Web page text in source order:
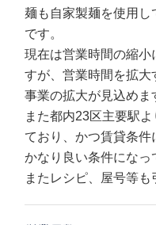
麺も自家製麺を使用
です。
現在は営業時間の縮小
すが、営業時間を拡大
事業の拡大が見込めま
また都内23区主要駅
ており、かつ賃貸条
かなり良い条件になっ
またレシピ、屋号等も